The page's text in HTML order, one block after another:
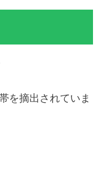
を摘出されていま